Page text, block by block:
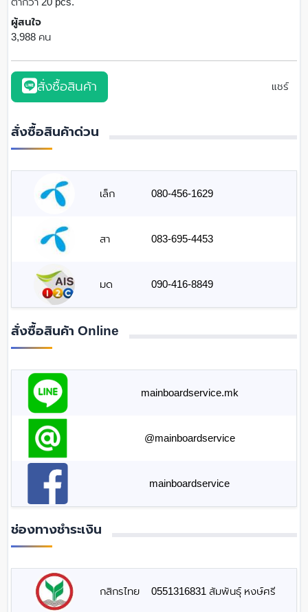
ผู้สนใจ
3,988 คน
สั่งซื้อสินค้า แชร์
สั่งซื้อสินค้าด่วน
เล็ก 080-456-1629
สา 083-695-4453
มด 090-416-8849
สั่งซื้อสินค้า Online
mainboardservice.mk
@mainboardservice
mainboardservice
ช่องทางชำระเงิน
กสิกรไทย 0551316831 สัมพันธุ์ หงษ์ศรี